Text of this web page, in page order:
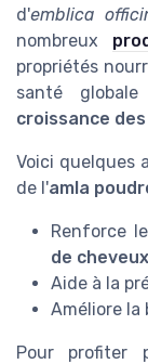
d'emblica
nombreux
propriétés
santé
croissance
Voici quelques
de l'amla
Renforce
de cheveux
Aide à la
Améliore la
Pour profiter